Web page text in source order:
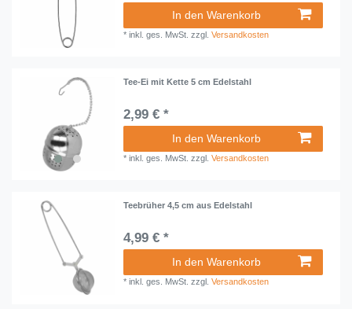
In den Warenkorb
*inkl. ges. MwSt. zzgl.Versandkosten
Tee-Ei mit Kette 5 cm Edelstahl
2,99 € *
In den Warenkorb
*inkl. ges. MwSt. zzgl.Versandkosten
Teebrüher 4,5 cm aus Edelstahl
4,99 € *
In den Warenkorb
*inkl. ges. MwSt. zzgl.Versandkosten